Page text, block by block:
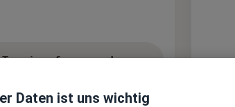
Terminanfrage senden
Daten ist uns wichtig